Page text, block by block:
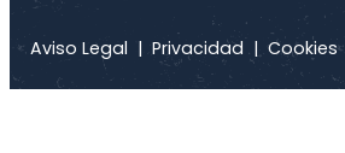
Aviso Legal | Privacidad | Cookies